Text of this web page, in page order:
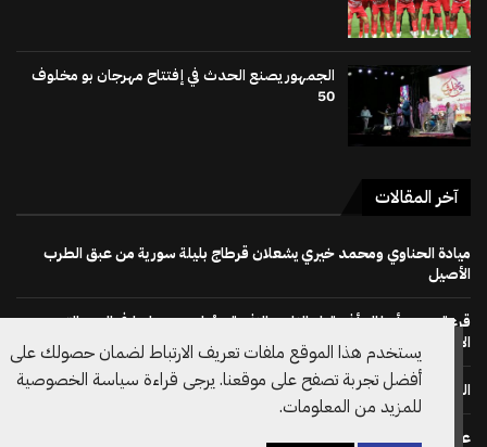
الجمهور يصنع الحدث في إفتتاح مهرجان بو مخلوف
50
آخر المقالات
ميادة الحناوي ومحمد خيري يشعلان قرطاج بليلة سورية من عبق الطرب
الأصيل
قرعة دوري أبطال أفريقيا : النادي الإفريقي يُواجه دجوليبا في الدور التمهيدي
الأوّل
الجمهور يصنع الحدث في إفتتاح مهرجان بو مخلوف 50
على خطى نظيره الويلزي: الاتحاد الانقليزي لكرة القدم يسحب دعم ترشح
يستخدم هذا الموقع ملفات تعريف الارتباط لضمان حصولك على
أفضل تجربة تصفح على موقعنا. يرجى قراءة سياسة الخصوصية
للمزيد من المعلومات.